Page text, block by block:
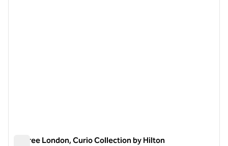
BoTree London, Curio Collection by Hilton